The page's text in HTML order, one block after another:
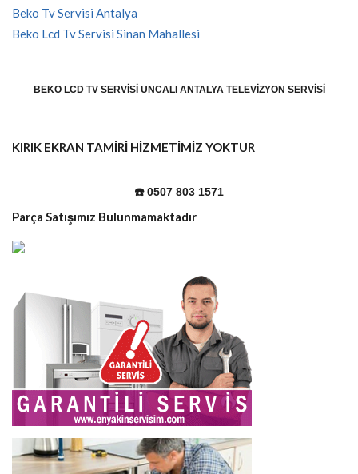
Beko Tv Servisi Antalya
Beko Lcd Tv Servisi Sinan Mahallesi
BEKO LCD TV SERVISI UNCALI ANTALYA TELEVIZYON SERVISI
KIRIK EKRAN TAMİRİ HİZMETİMİZ YOKTUR
☎️ 0507 803 1571
Parça Satışımız Bulunmamaktadır